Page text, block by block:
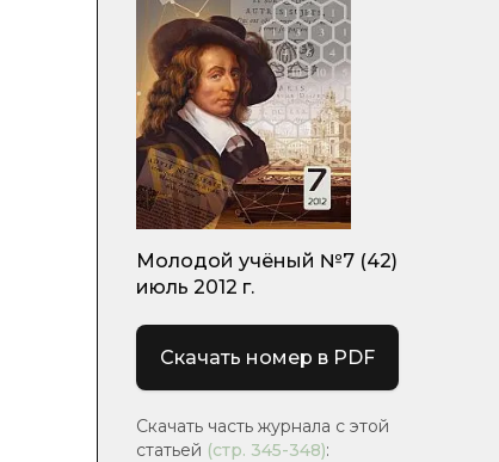
Молодой учёный №7 (42)
июль 2012 г.
Скачать номер в PDF
Скачать часть журнала с этой
статьей (стр. 345-348):